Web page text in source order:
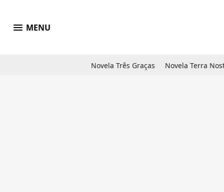
menu MENU
Novela Três Graças Novela Terra